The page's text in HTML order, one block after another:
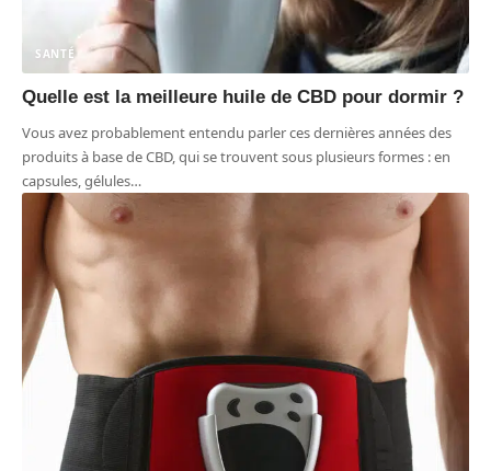
SANTÉ
Quelle est la meilleure huile de CBD pour dormir ?
Vous avez probablement entendu parler ces dernières années des
produits à base de CBD, qui se trouvent sous plusieurs formes : en
capsules, gélules…